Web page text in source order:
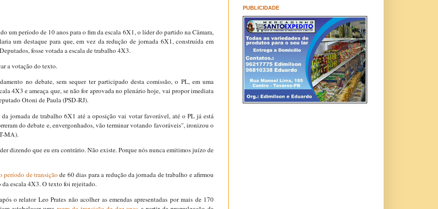
um período de 10 anos para o fim da escala 6X1, o líder do partido na Câmara,
um destaque para que, em vez da redução de jornada 6X1, construída em
fosse votada a escala de trabalho 4X3.
a votação do texto.
no debate, sem sequer ter participado desta comissão, o PL, em uma
4X3 e ameaça que, se não for aprovada no plenário hoje, vai propor imediata
Otoni de Paula (PSD-RJ).
jornada de trabalho 6X1 até a oposição vai votar favorável, até o PL já está
do debate e, envergonhados, vão terminar votando favoráveis", ironizou o
MA).
dizendo que eu era contrário. Não existe. Porque nós nunca emitimos juízo de
período de transiçãode 60 dias para a redução da jornada de trabalho e afirmou
da escala 4X3. O texto foi rejeitado.
o relator Leo Prates não acolher as emendas apresentadas por mais de 170
PUBLICIDADE